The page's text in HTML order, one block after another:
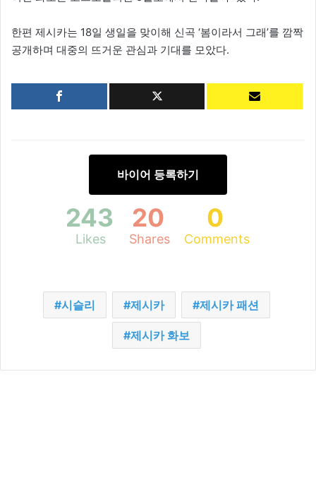
한편 제시카는 18일 생일을 맞이해 신곡 ‘봄이라서 그래’를 깜짝
공개하며 대중의 뜨거운 관심과 기대를 모았다.
바이어 등록하기
243
Likes
20
Shares
0
Comments
시슬리 제시카 제시카 패션
제시카 화보